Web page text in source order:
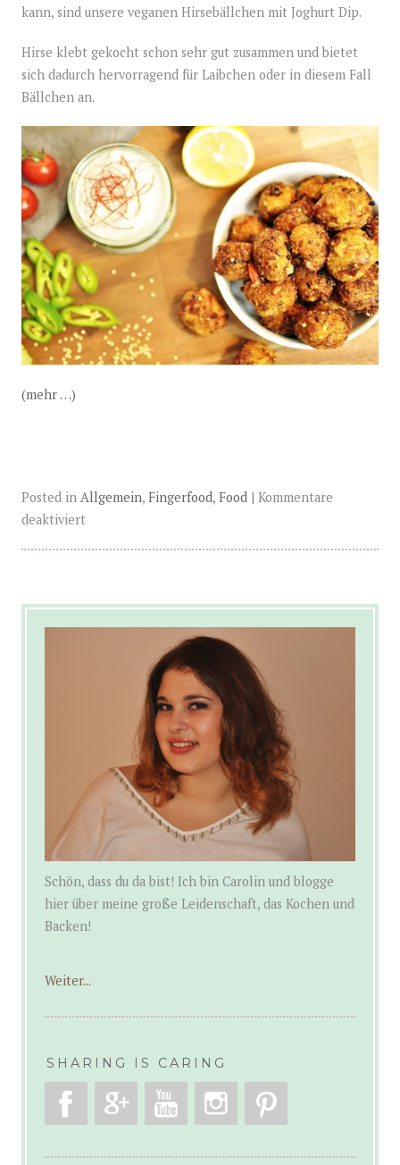
kann, sind unsere veganen Hirsebällchen mit Joghurt Dip.
Hirse klebt gekocht schon sehr gut zusammen und bietet
sich dadurch hervorragend für Laibchen oder in diesem Fall
Bällchen an.
(mehr …)
Posted in Allgemein, Fingerfood, Food| Kommentare
deaktiviert
Schön, dass du da bist! Ich bin Carolin und blogge
hier über meine große Leidenschaft, das Kochen und
Backen!
Weiter...
SHARING IS CARING